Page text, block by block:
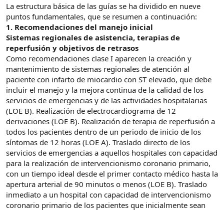
La estructura básica de las guías se ha dividido en nueve
puntos fundamentales, que se resumen a continuación:
1. Recomendaciones del manejo inicial
Sistemas regionales de asistencia, terapias de
reperfusión y objetivos de retrasos
Como recomendaciones clase I aparecen la creación y
mantenimiento de sistemas regionales de atención al
paciente con infarto de miocardio con ST elevado, que debe
incluir el manejo y la mejora continua de la calidad de los
servicios de emergencias y de las actividades hospitalarias
(LOE B). Realización de electrocardiograma de 12
derivaciones (LOE B). Realización de terapia de reperfusión a
todos los pacientes dentro de un periodo de inicio de los
síntomas de 12 horas (LOE A). Traslado directo de los
servicios de emergencias a aquellos hospitales con capacidad
para la realización de intervencionismo coronario primario,
con un tiempo ideal desde el primer contacto médico hasta la
apertura arterial de 90 minutos o menos (LOE B). Traslado
inmediato a un hospital con capacidad de intervencionismo
coronario primario de los pacientes que inicialmente sean